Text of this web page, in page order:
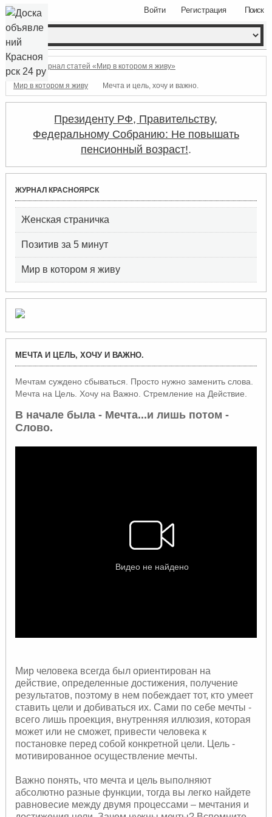
Поиск
Войти Регистрация
Журнал статей «Мир в котором я живу»
Мир в котором я живу Мечта и цель, хочу и важно.
Президенту РФ, Правительству,
Федеральному Собранию: Не повышать
пенсионный возраст!.
ЖУРНАЛ КРАСНОЯРСК
Женская страничка
Позитив за 5 минут
Мир в котором я живу
МЕЧТА И ЦЕЛЬ, ХОЧУ И ВАЖНО.
Мечтам суждено сбываться. Просто нужно заменить слова.
Мечта на Цель. Хочу на Важно. Стремление на Действие.
В начале была - Мечта...и лишь потом -
Слово.
Мир человека всегда был ориентирован на
действие, определенные достижения, получение
результатов, поэтому в нем побеждает тот, кто умеет
ставить цели и добиваться их. Сами по себе мечты -
всего лишь проекция, внутренняя иллюзия, которая
может или не сможет, привести человека к
постановке перед собой конкретной цели. Цель -
мотивированное осуществление мечты.
Важно понять, что мечта и цель выполняют
абсолютно разные функции, тогда вы легко найдете
равновесие между двумя процессами – мечтания и